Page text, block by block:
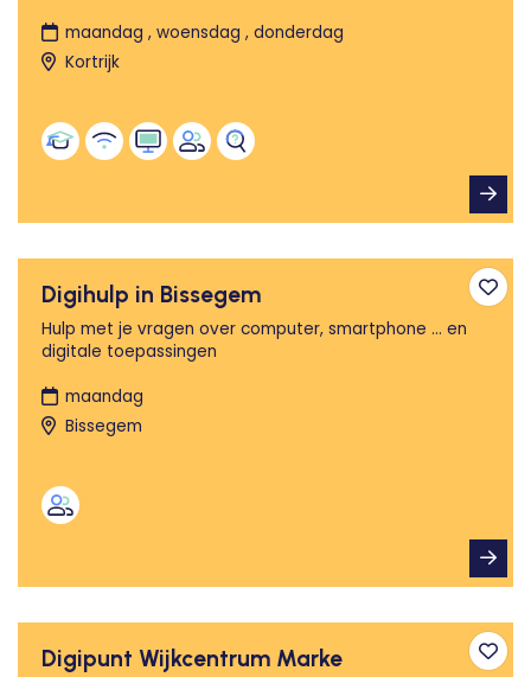
maandag , woensdag , donderdag
Kortrijk
Digihulp in Bissegem
Hulp met je vragen over computer, smartphone ... en
digitale toepassingen
maandag
Bissegem
Digipunt Wijkcentrum Marke